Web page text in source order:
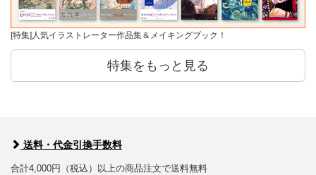
[特集]人気イラストレーター作品集＆メイキングブック！
特集をもっと見る
送料・代金引換手数料
合計4,000円（税込）以上の商品注文で送料無料